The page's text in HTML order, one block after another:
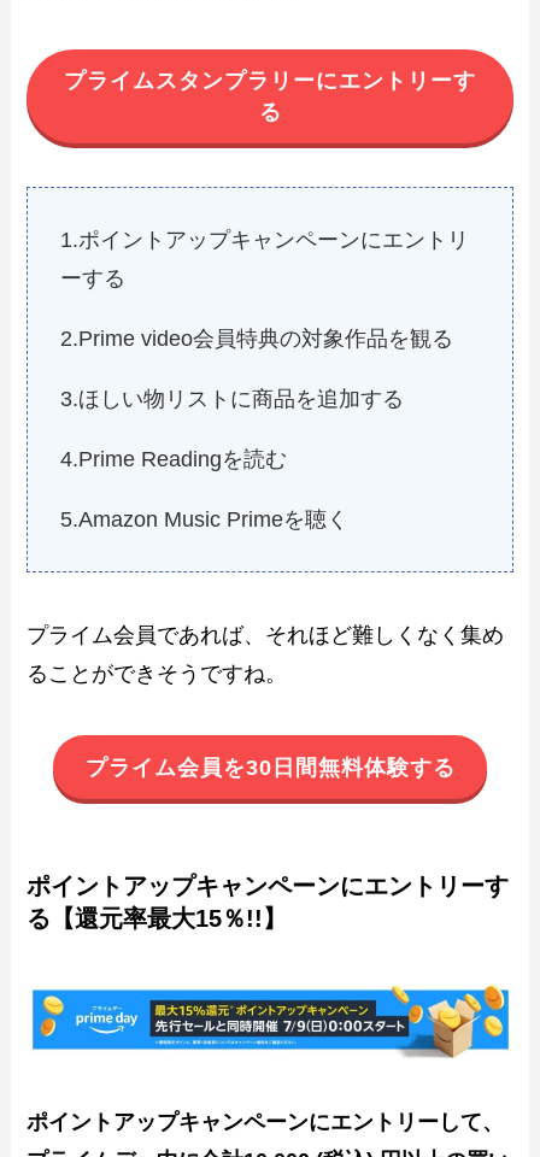
プライムスタンプラリーにエントリーす
る
1.ポイントアップキャンペーンにエントリ
ーする
2.Prime video会員特典の対象作品を観る
3.ほしい物リストに商品を追加する
4.Prime Readingを読む
5.Amazon Music Primeを聴く
プライム会員であれば、それほど難しくなく集め
ることができそうですね。
プライム会員を30日間無料体験する
ポイントアップキャンペーンにエントリーす
る【還元率最大15％!!】
ポイントアップキャンペーンにエントリーして、